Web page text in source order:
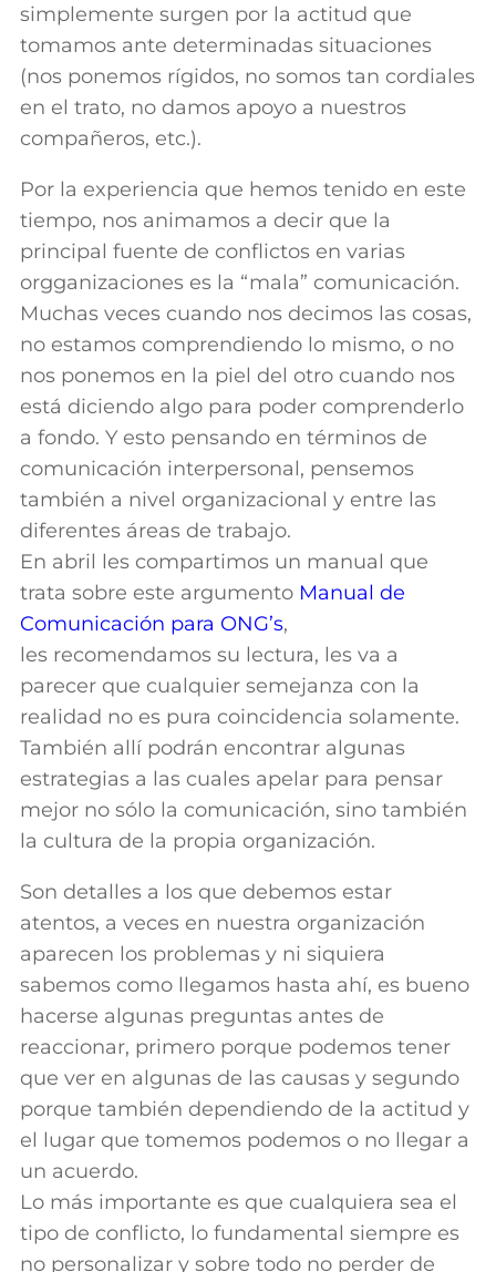
simplemente surgen por la actitud que
tomamos ante determinadas situaciones
(nos ponemos rígidos, no somos tan cordiales
en el trato, no damos apoyo a nuestros
compañeros, etc.).
Por la experiencia que hemos tenido en este
tiempo, nos animamos a decir que la
principal fuente de conflictos en varias
orgganizaciones es la “mala” comunicación.
Muchas veces cuando nos decimos las cosas,
no estamos comprendiendo lo mismo, o no
nos ponemos en la piel del otro cuando nos
está diciendo algo para poder comprenderlo
a fondo. Y esto pensando en términos de
comunicación interpersonal, pensemos
también a nivel organizacional y entre las
diferentes áreas de trabajo.
En abril les compartimos un manual que
trata sobre este argumento Manual de
Comunicación para ONG’s,
les recomendamos su lectura, les va a
parecer que cualquier semejanza con la
realidad no es pura coincidencia solamente.
También allí podrán encontrar algunas
estrategias a las cuales apelar para pensar
mejor no sólo la comunicación, sino también
la cultura de la propia organización.
Son detalles a los que debemos estar
atentos, a veces en nuestra organización
aparecen los problemas y ni siquiera
sabemos como llegamos hasta ahí, es bueno
hacerse algunas preguntas antes de
reaccionar, primero porque podemos tener
que ver en algunas de las causas y segundo
porque también dependiendo de la actitud y
el lugar que tomemos podemos o no llegar a
un acuerdo.
Lo más importante es que cualquiera sea el
tipo de conflicto, lo fundamental siempre es
no personalizar y sobre todo no perder de